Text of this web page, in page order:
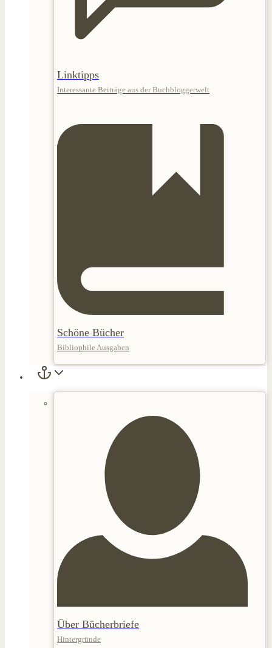
Linktipps
Interessante Beiträge aus der Buchbloggerwelt
Schöne Bücher
Bibliophile Ausgaben
Über Bücherbriefe
Hintergründe